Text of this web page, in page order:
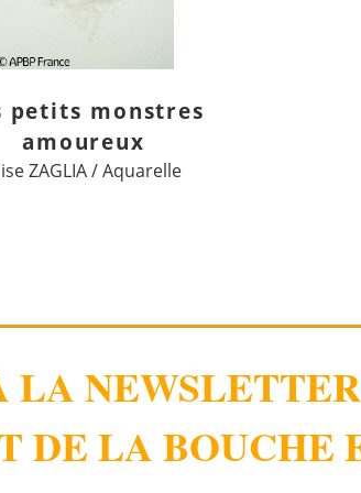
petits monstres
amoureux
ZAGLIA / Aquarelle
DE LA BOUCHE